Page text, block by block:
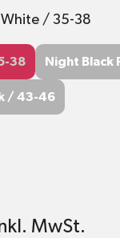
White / 35-38
38
38 Night Black
Night Black
/ 43-46
/ 43-46
MwSt.